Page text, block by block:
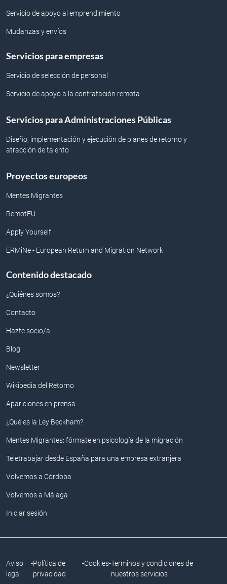
Servicio de apoyo al emprendimiento
Mudanzas y envíos
Servicios para empresas
Servicio de selección de personal
Servicio de apoyo a la contratación remota
Servicios para Administraciones Públicas
Diseño, implementación y ejecución de planes de retorno y
atracción de talento
Proyectos europeos
Mentes Migrantes
RemotEU
Apply Yourself
ERMiNe - European Return and Migration Network
Contenido destacado
¿Quiénes somos?
Contacto
Hazte socio/a
Blog
Newsletter
Wikipedia del Retorno
Apariciones en prensa
¿Qué es la Ley Beckham?
Mentes Migrantes: fórmate en psicología de la migración
Teletrabajar desde España para una empresa extranjera
Volvemos a Córdoba
Volvemos a Málaga
Iniciar sesión
Aviso
legal
-Política de
privacidad
-Cookies-Terminos y condiciones de
nuestros servicios